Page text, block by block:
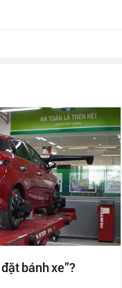
bánh xe”?